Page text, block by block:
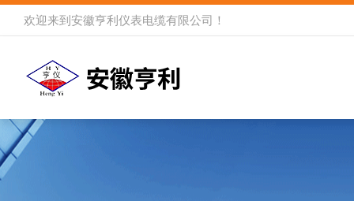
欢迎来到 安徽亨利仪表电缆有限公司 ！